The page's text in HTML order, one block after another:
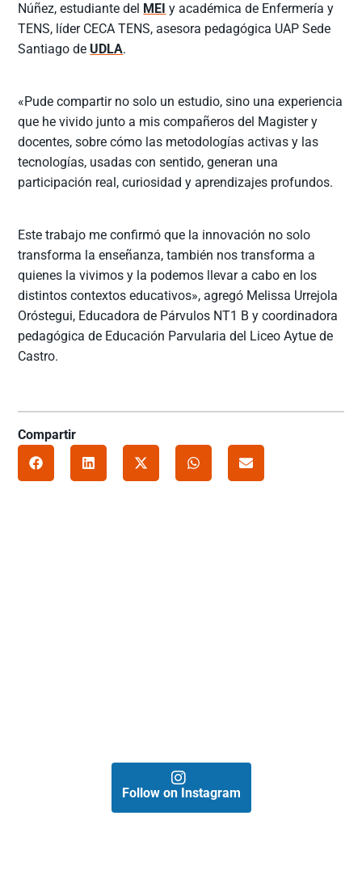
Núñez, estudiante del MEI y académica de Enfermería y
TENS, líder CECA TENS, asesora pedagógica UAP Sede
Santiago de UDLA.
«Pude compartir no solo un estudio, sino una experiencia
que he vivido junto a mis compañeros del Magister y
docentes, sobre cómo las metodologías activas y las
tecnologías, usadas con sentido, generan una
participación real, curiosidad y aprendizajes profundos.
Este trabajo me confirmó que la innovación no solo
transforma la enseñanza, también nos transforma a
quienes la vivimos y la podemos llevar a cabo en los
distintos contextos educativos», agregó Melissa Urrejola
Oróstegui, Educadora de Párvulos NT1 B y coordinadora
pedagógica de Educación Parvularia del Liceo Aytue de
Castro.
Compartir
Follow on Instagram